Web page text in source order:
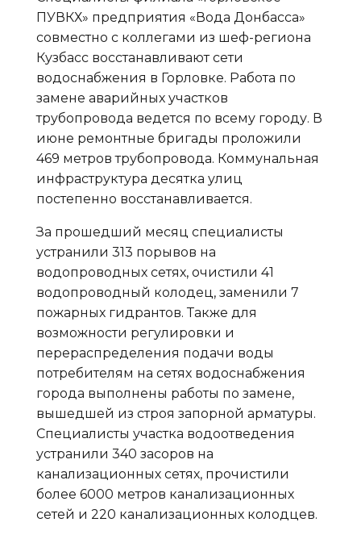
ПУВКХ» предприятия «Вода Донбасса»
совместно с коллегами из шеф-региона
Кузбасс восстанавливают сети
водоснабжения в Горловке. Работа по
замене аварийных участков
трубопровода ведется по всему городу. В
июне ремонтные бригады проложили
469 метров трубопровода. Коммунальная
инфраструктура десятка улиц
постепенно восстанавливается.
За прошедший месяц специалисты
устранили 313 порывов на
водопроводных сетях, очистили 41
водопроводный колодец, заменили 7
пожарных гидрантов. Также для
возможности регулировки и
перераспределения подачи воды
потребителям на сетях водоснабжения
города выполнены работы по замене,
вышедшей из строя запорной арматуры.
Специалисты участка водоотведения
устранили 340 засоров на
канализационных сетях, прочистили
более 6000 метров канализационных
сетей и 220 канализационных колодцев.